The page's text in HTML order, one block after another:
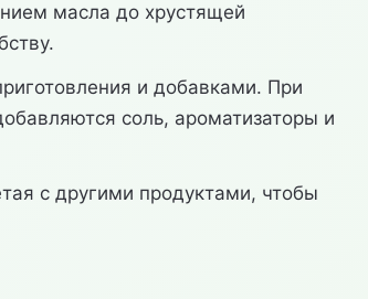
масла до хрустящей
и добавками. При
соль, ароматизаторы и
с другими продуктами, чтобы